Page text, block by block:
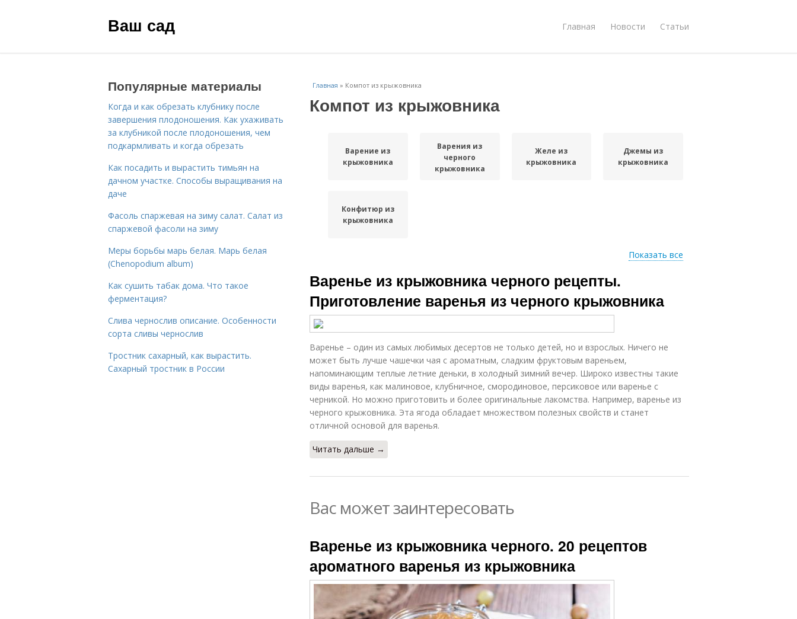
Ваш сад Главная Новости Статьи
Главная » Компот из крыжовника
Компот из крыжовника
Варение из
крыжовника
Варения из
черного
крыжовника
Желе из
крыжовника
Джемы из
крыжовника
Конфитюр из
крыжовника
Показать все
Варенье из крыжовника черного рецепты.
Приготовление варенья из черного крыжовника
Варенье – один из самых любимых десертов не только детей, но и взрослых. Ничего не
может быть лучше чашечки чая с ароматным, сладким фруктовым вареньем,
напоминающим теплые летние деньки, в холодный зимний вечер. Широко известны такие
виды варенья, как малиновое, клубничное, смородиновое, персиковое или варенье с
черникой. Но можно приготовить и более оригинальные лакомства. Например, варенье из
черного крыжовника. Эта ягода обладает множеством полезных свойств и станет
отличной основой для варенья.
Читать дальше →
Вас может заинтересовать
Варенье из крыжовника черного. 20 рецептов
ароматного варенья из крыжовника
Популярные материалы
Когда и как обрезать клубнику после
завершения плодоношения. Как ухаживать
за клубникой после плодоношения, чем
подкармливать и когда обрезать
Как посадить и вырастить тимьян на
дачном участке. Способы выращивания на
даче
Фасоль спаржевая на зиму салат. Салат из
спаржевой фасоли на зиму
Меры борьбы марь белая. Марь белая
(Chenopodium album)
Как сушить табак дома. Что такое
ферментация?
Слива чернослив описание. Особенности
сорта сливы чернослив
Тростник сахарный, как вырастить.
Сахарный тростник в России